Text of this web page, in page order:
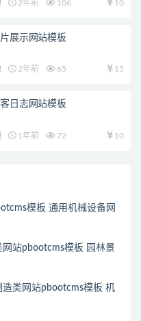
2年前 106 10
展示网站模板
2年前 65 15
日志网站模板
1年前 72 10
模板 通用机械设备网
站pbootcms模板 园林景
类网站pbootcms模板 机